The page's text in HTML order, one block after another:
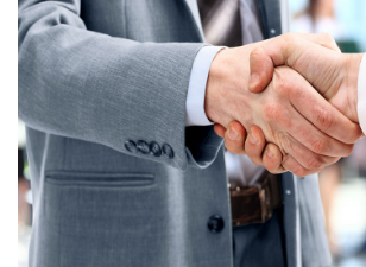
CHILE
ARGENTINA
MÉXICO